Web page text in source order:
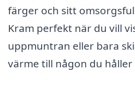
färger och sitt
Kram perfekt när du vill
uppmuntran eller bara
värme till någon du håller